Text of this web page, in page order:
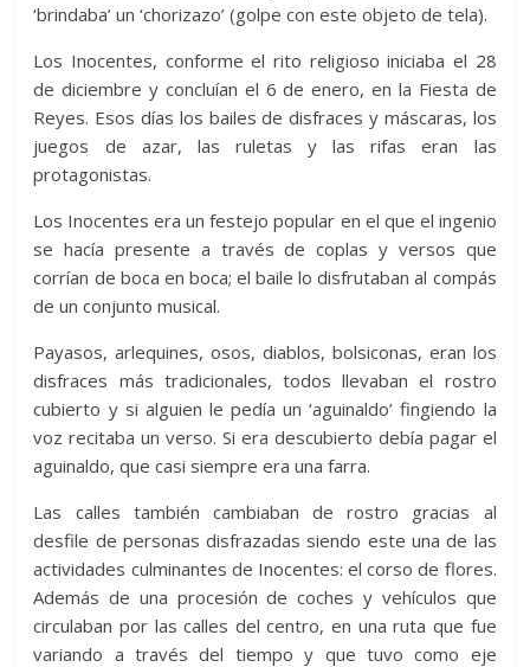
‘brindaba’ un ‘chorizazo’ (golpe con este objeto de tela).
Los Inocentes, conforme el rito religioso iniciaba el 28
de diciembre y concluían el 6 de enero, en la Fiesta de
Reyes. Esos días los bailes de disfraces y máscaras, los
juegos de azar, las ruletas y las rifas eran las
protagonistas.
Los Inocentes era un festejo popular en el que el ingenio
se hacía presente a través de coplas y versos que
corrían de boca en boca; el baile lo disfrutaban al compás
de un conjunto musical.
Payasos, arlequines, osos, diablos, bolsiconas, eran los
disfraces más tradicionales, todos llevaban el rostro
cubierto y si alguien le pedía un ‘aguinaldo’ fingiendo la
voz recitaba un verso. Si era descubierto debía pagar el
aguinaldo, que casi siempre era una farra.
Las calles también cambiaban de rostro gracias al
desfile de personas disfrazadas siendo este una de las
actividades culminantes de Inocentes: el corso de flores.
Además de una procesión de coches y vehículos que
circulaban por las calles del centro, en una ruta que fue
variando a través del tiempo y que tuvo como eje